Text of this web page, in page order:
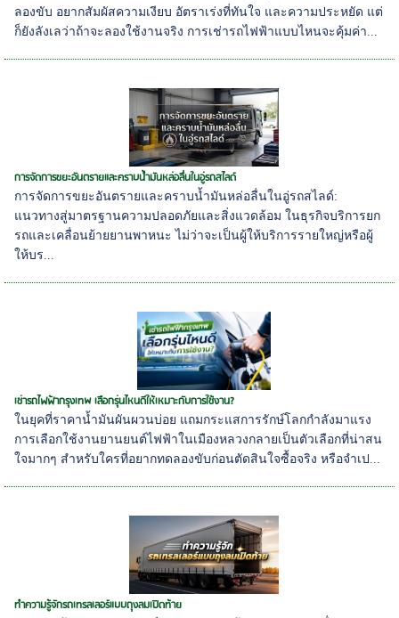
ลองขับ อยากสัมผัสความเงียบ อัตราเร่งที่ทันใจ และความประหยัด แต่
ก็ยังลังเลว่าถ้าจะลองใช้งานจริง การเช่ารถไฟฟ้าแบบไหนจะคุ้มค่า...
การจัดการขยะอันตรายและคราบน้ำมันหล่อลื่นในอู่รถสไลด์
การจัดการขยะอันตรายและคราบน้ำมันหล่อลื่นในอู่รถสไลด์:
แนวทางสู่มาตรฐานความปลอดภัยและสิ่งแวดล้อม ในธุรกิจบริการยก
รถและเคลื่อนย้ายยานพาหนะ ไม่ว่าจะเป็นผู้ให้บริการรายใหญ่หรือผู้
ให้บร...
เช่ารถไฟฟ้ากรุงเทพ เลือกรุ่นไหนดีให้เหมาะกับการใช้งาน?
ในยุคที่ราคาน้ำมันผันผวนบ่อย แถมกระแสการรักษ์โลกกำลังมาแรง
การเลือกใช้งานยานยนต์ไฟฟ้าในเมืองหลวงกลายเป็นตัวเลือกที่น่าสน
ใจมากๆ สำหรับใครที่อยากทดลองขับก่อนตัดสินใจซื้อจริง หรือจำเป...
ทำความรู้จักรถเทรลเลอร์แบบถุงลมเปิดท้าย